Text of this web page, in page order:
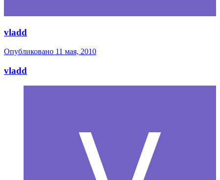
vladd
Опубликовано 11 мая, 2010
vladd